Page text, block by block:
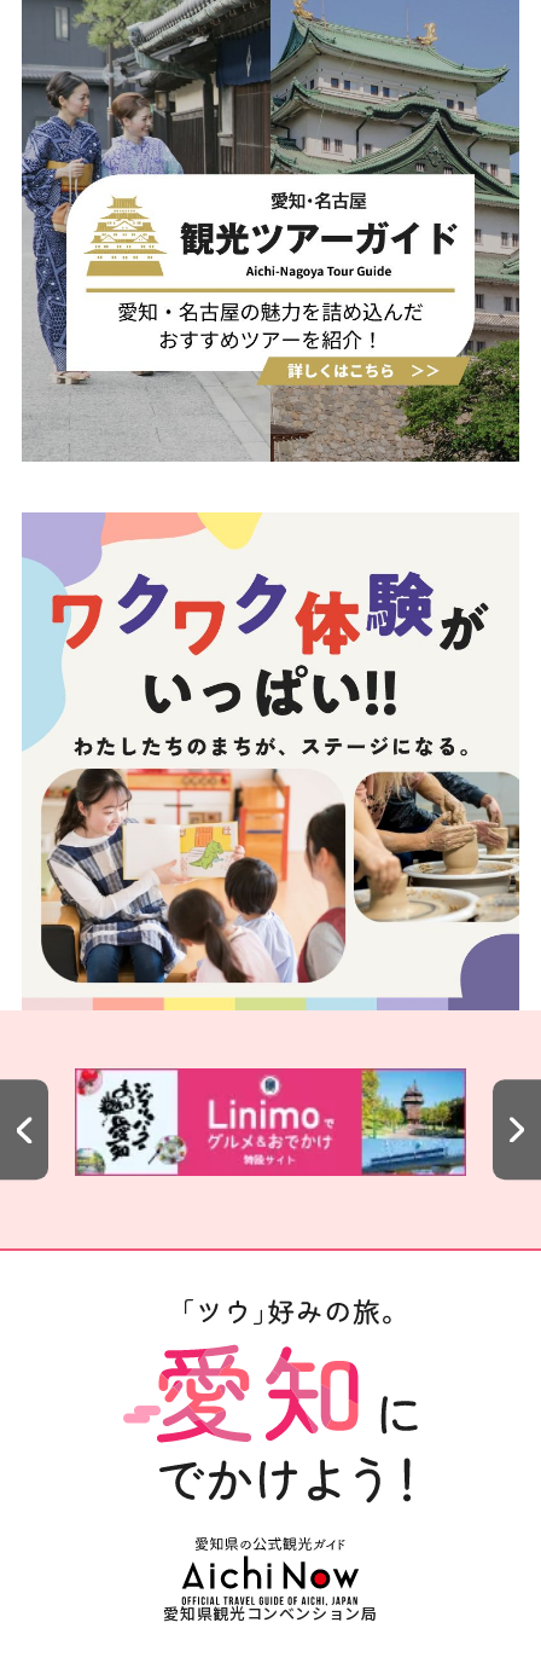
愛知県観光コンベンション局